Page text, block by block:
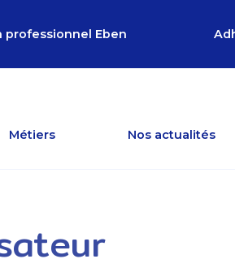
professionnel Eben
Métiers Nos actualités